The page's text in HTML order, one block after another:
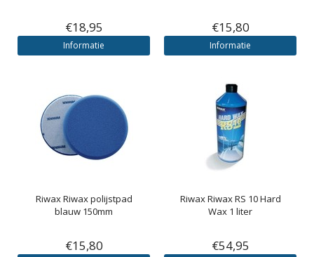
€18,95
Informatie
€15,80
Informatie
RiwaxRiwax polijstpad
blauw 150mm
€15,80
RiwaxRiwax RS 10 Hard
Wax 1 liter
€54,95